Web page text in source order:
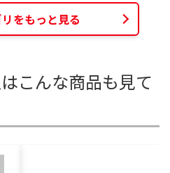
をもっと見る
こんな商品も見て